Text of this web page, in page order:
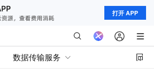
打开 APP
数据传输服务